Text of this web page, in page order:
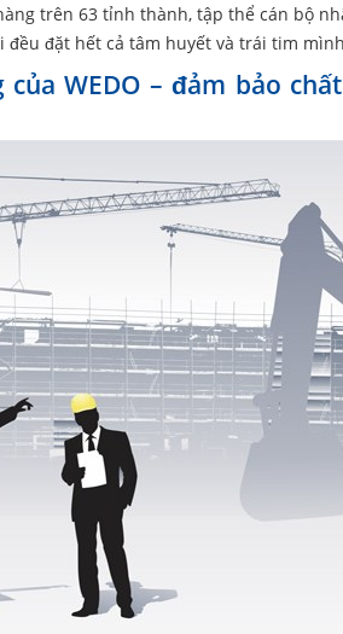
trên 63 tỉnh thành, tập thể cán bộ
đặt hết cả tâm huyết và trái tim
WEDO – đảm bảo